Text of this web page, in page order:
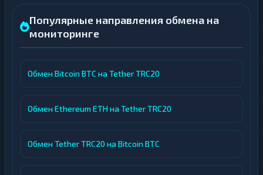
Популярные направления обмена на
мониторинге
Обмен Bitcoin BTC на Tether TRC20
Обмен Ethereum ETH на Tether TRC20
Обмен Tether TRC20 на Bitcoin BTC